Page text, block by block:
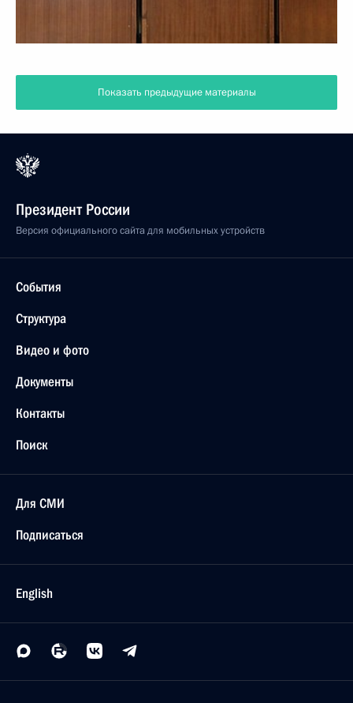
Показать предыдущие материалы
Президент России
Версия официального сайта для мобильных устройств
События
Структура
Видео и фото
Документы
Контакты
Поиск
Для СМИ
Подписаться
English